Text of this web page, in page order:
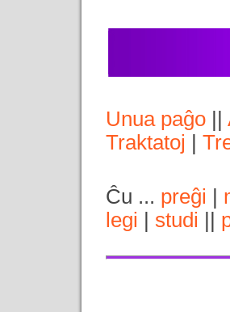
Unua paĝo ||
Traktatoj |
Ĉu ... preĝi
legi
studi